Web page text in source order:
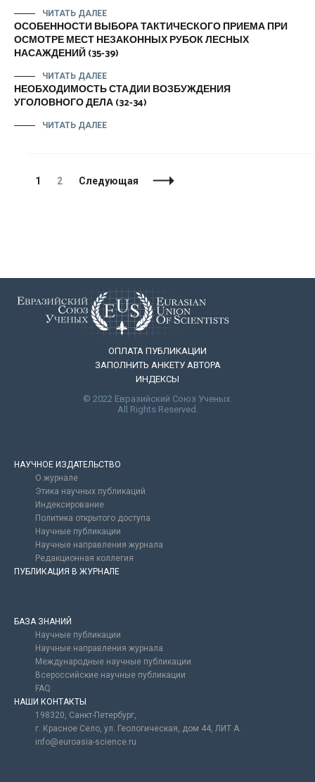
ЧИТАТЬ ДАЛЕЕ
ОСОБЕННОСТИ ВЫБОРА ТАКТИЧЕСКОГО ПРИЕМА ПРИ
ОСМОТРЕ МЕСТ НЕЗАКОННЫХ РУБОК ЛЕСНЫХ
НАСАЖДЕНИЙ (35-39)
ЧИТАТЬ ДАЛЕЕ
НЕОБХОДИМОСТЬ СТАДИИ ВОЗБУЖДЕНИЯ
УГОЛОВНОГО ДЕЛА (32-34)
ЧИТАТЬ ДАЛЕЕ
Навигация
Страница
1 Страница
2 Следующая
ОПЛАТА ПУБЛИКАЦИИ
ЗАПОЛНИТЬ АНКЕТУ АВТОРА
ИНДЕКСЫ
© 2022 Евразийский Союз Ученых.
All Rights Reserved.
НАУЧНОЕ ИЗДАТЕЛЬСТВО
О журнале
Этика научных публикаций
Индексирование
Политика открытого доступа
Научные публикации
Научные направления журнала
Редакционная коллегия
ПУБЛИКАЦИЯ В ЖУРНАЛЕ
БАЗА ЗНАНИЙ
Научные публикации
Научные направления журнала
Международные научные публикации
Всероссийские научные публикации
FAQ
НАШИ КОНТАКТЫ
198320, Санкт-Петербург,
г. Красное Село, ул. Геологическая, дом 44, ЛИТ А.
info@euroasia-science.ru